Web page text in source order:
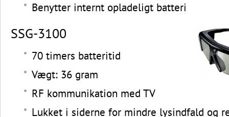
Benytter internt opladeligt batteri
SSG-3100
70 timers batteritid
Vægt: 36 gram
RF kommunikation med TV
Lukket i siderne for mindre lysindfald og